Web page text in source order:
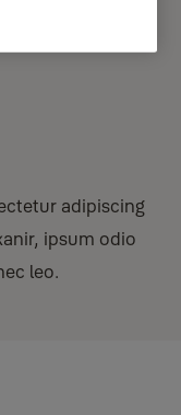
adipiscing
ipsum odio
leo.